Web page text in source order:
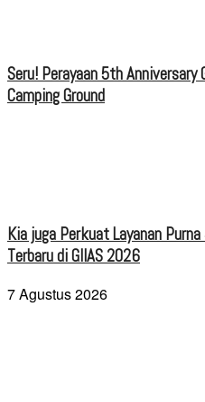
Seru! Perayaan 5th Anniversary
Camping Ground
Kia juga Perkuat Layanan
Terbaru di GIIAS 2026
7 Agustus 2026